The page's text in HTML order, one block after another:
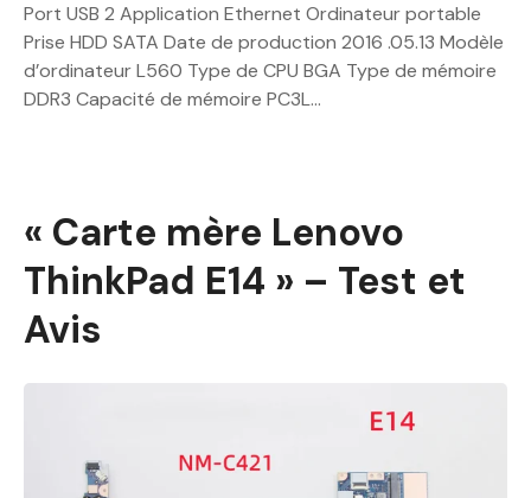
Port USB 2 Application Ethernet Ordinateur portable
Prise HDD SATA Date de production 2016 .05.13 Modèle
d’ordinateur L560 Type de CPU BGA Type de mémoire
DDR3 Capacité de mémoire PC3L…
« Carte mère Lenovo
ThinkPad E14 » – Test et
Avis